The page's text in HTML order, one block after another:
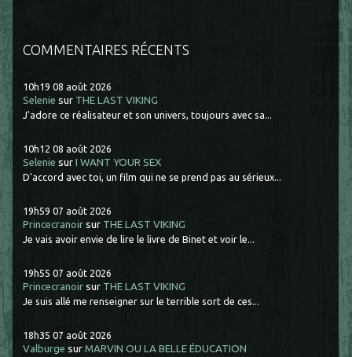
COMMENTAIRES RÉCENTS
10h19 08 août 2026
Selenie sur THE LAST VIKING
J'adore ce réalisateur et son univers, toujours avec sa...
10h12 08 août 2026
Selenie surI WANT YOUR SEX
D'accord avec toi, un film qui ne se prend pas au sérieux...
19h59 07 août 2026
Princecranoir sur THE LAST VIKING
Je vais avoir envie de lire le livre de Binet et voir le...
19h55 07 août 2026
Princecranoir sur THE LAST VIKING
Je suis allé me renseigner sur le terrible sort de ces...
18h35 07 août 2026
Valburge surMARVIN OU LA BELLE ÉDUCATION